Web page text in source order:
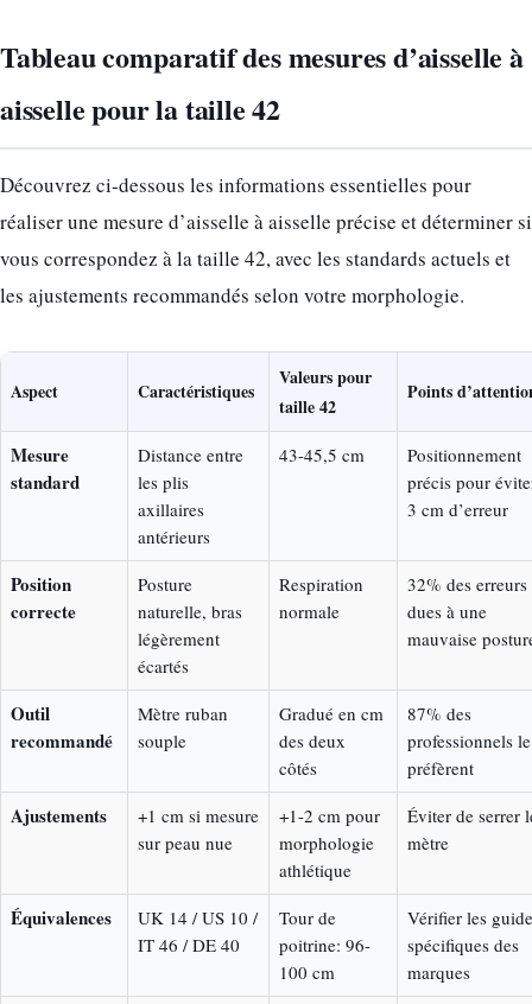
Tableau comparatif des mesures d’aisselle à
aisselle pour la taille 42
Découvrez ci-dessous les informations essentielles pour
réaliser une mesure d’aisselle à aisselle précise et déterminer si
vous correspondez à la taille 42, avec les standards actuels et
les ajustements recommandés selon votre morphologie.
Aspect Caractéristiques
Valeurs pour
taille 42
Points
Mesure
standard
Distance entre
les plis
axillaires
antérieurs
43-45,5 cm
Positionnement
précis pour
3 cm d’erreur
Position
correcte
Posture
naturelle, bras
légèrement
écartés
Respiration
normale
32% des erreurs
dues à une
mauvaise
Outil
recommandé
Mètre ruban
souple
Gradué en cm
des deux
côtés
87% des
professionnels le
préfèrent
Ajustements
+1 cm si mesure
sur peau nue
+1-2 cm pour
morphologie
athlétique
Éviter de serrer
mètre
Équivalences
UK 14 / US 10 /
IT 46 / DE 40
Tour de
poitrine: 96-
100 cm
Vérifier les
spécifiques des
marques